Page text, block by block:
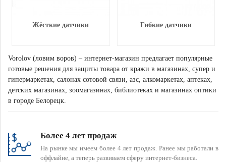
Жёсткие датчики Гибкие датчики
Vorolov (ловим воров) – интернет-магазин предлагает популярные
готовые решения для защиты товара от кражи в магазинах, супер и
гипермаркетах, салонах сотовой связи, азс, алкомаркетах, аптеках,
детских магазинах, зоомагазинах, библиотеках и магазинах оптики
в городе Белорецк.
Более 4 лет продаж
На рынке мы имеем более 4 лет продаж. Ранее мы работали в
оффлайне, а теперь развиваем сферу интернет-бизнеса.